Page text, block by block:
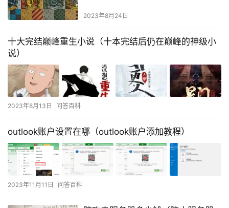
2023年8月24日
十大完结巅峰重生小说（十本完结后仍在巅峰的神级小
说）
2023年8月13日 问答百科
outlook账户设置在哪（outlook账户添加教程）
2023年11月11日 问答百科